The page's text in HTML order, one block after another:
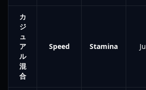
カ
ジ
ュ
ア
ル
混
合
Speed Stamina